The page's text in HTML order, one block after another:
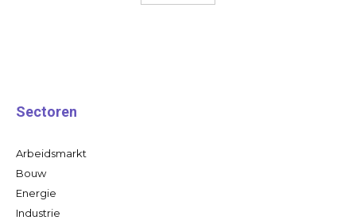
Sectoren
Arbeidsmarkt
Bouw
Energie
Industrie